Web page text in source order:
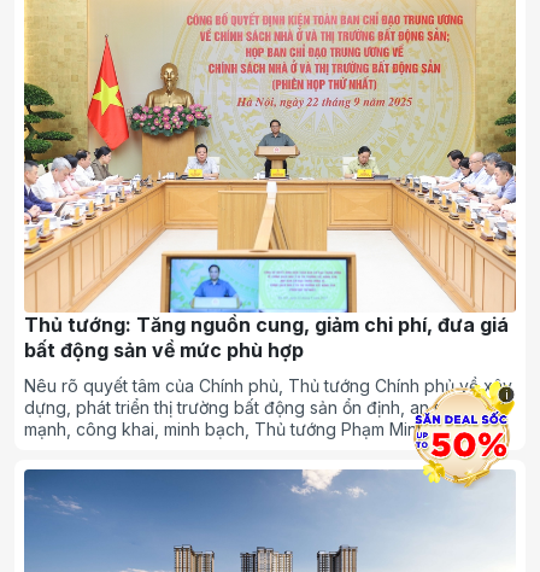
Thủ tướng: Tăng nguồn cung, giảm chi phí, đưa giá
bất động sản về mức phù hợp
Nêu rõ quyết tâm của Chính phủ, Thủ tướng Chính phủ về xây
dựng, phát triển thị trường bất động sản ổn định, an toàn, lành
mạnh, công khai, minh bạch, Thủ tướng Phạm Minh Chính
nhấn mạnh 11 nhóm nhiệm vụ, giải pháp quan trọng để hướng
tới mục tiêu tăng nguồn cung, giảm chi phí, phấn đấu để giá
nhà thương mại ở mức hợp lý, phù hợp bản chất thị trường,
phù hợp với nền kinh tế Việt Nam, phù hợp thu nhập trung bình
dân có điều kiện về nhà ở thuận lợi, phù hợp.
i